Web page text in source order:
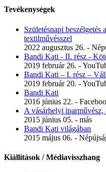
Tevékenységek
Születésnapi
textilművésszel
2022 augusztus 26. -
Bandi Kati - II. rész -
2019 február 26. -
Bandi Kati – I. rész –
2019 február 20. -
Bandi Kati
2016 június 22. -
A vásárhelyi
2015 június 05. - más
Bandi Kati világában
2015 május 06. -
Kiállítások / Médiavisszhang